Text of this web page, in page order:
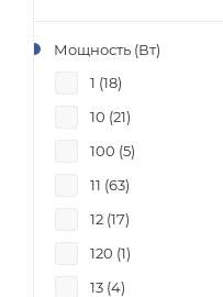
Мощность (Вт)
1 (18)
10 (21)
100 (5)
11 (63)
12 (17)
120 (1)
13 (4)